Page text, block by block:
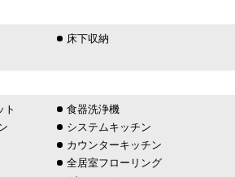
床下収納
ト
食器洗浄機
システムキッチン
カウンターキッチン
全居室フローリング